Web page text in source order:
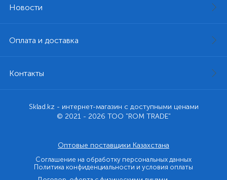
Новости
Оплата и доставка
Контакты
Sklad.kz - интернет-магазин с доступными ценами
© 2021 - 2026 ТОО "ROM TRADE"
Оптовые поставщики Казахстана
Соглашение на обработку персональных данных
Политика конфиденциальности и условия оплаты